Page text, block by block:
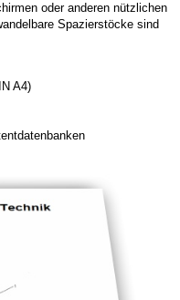
oder anderen nützlichen
Spazierstöcke sind
A4)